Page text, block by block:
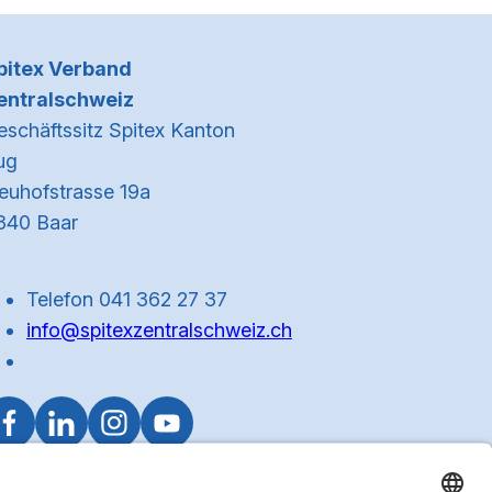
Verband
Spitex Kanton
19a
Baar
Telefon 041 362 27 37
info@spitexzentralschweiz.ch